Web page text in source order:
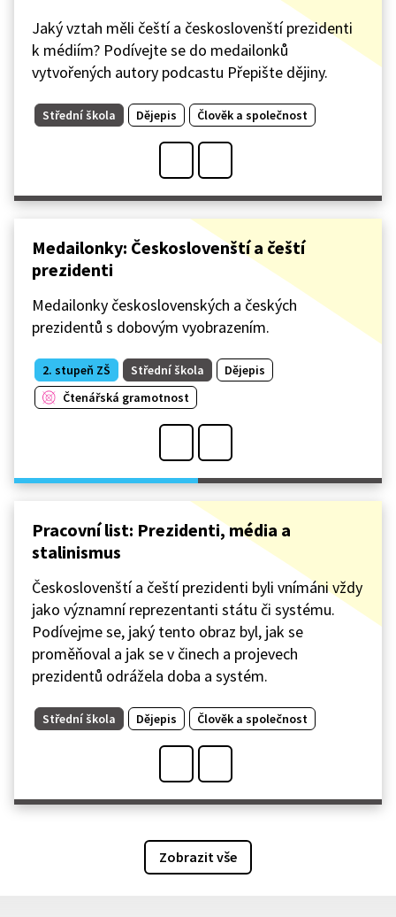
Jaký vztah měli čeští a českoslovenští prezidenti
k médiím? Podívejte se do medailonků
vytvořených autory podcastu Přepište dějiny.
Střední škola Dějepis Člověk a společnost
Medailonky: Českoslovenští a čeští
prezidenti
Medailonky československých a českých
prezidentů s dobovým vyobrazením.
2. stupeň ZŠ Střední škola
Dějepis
Čtenářská gramotnost
Pracovní list: Prezidenti, média a
stalinismus
Českoslovenští a čeští prezidenti byli vnímáni vždy
jako významní reprezentanti státu či systému.
Podívejme se, jaký tento obraz byl, jak se
proměňoval a jak se v činech a projevech
prezidentů odrážela doba a systém.
Střední škola Dějepis Člověk a společnost
Zobrazit vše